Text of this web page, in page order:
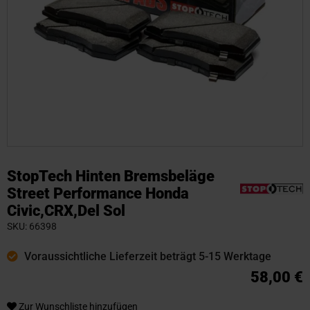
StopTech Hinten Bremsbeläge
Street Performance Honda
Civic,CRX,Del Sol
SKU 66398
Voraussichtliche Lieferzeit beträgt 5-15 Werktage
58,00 €
Zur Wunschliste hinzufügen
Anfang
der
Bildgalerie
springen